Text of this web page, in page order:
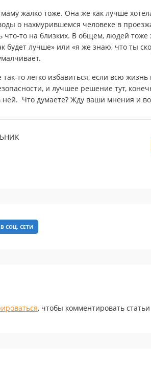
жалко тоже. Она же как лучше
о нахмурившемся человеке в
что-то на близких. В общем, людей тоже
будет лучше» или «я же знаю, что ты
то легко избавиться, если всю
и лучшее решение тут,
ней. Что думаете? Жду ваши мнения и
СОЦ. СЕТИ
, чтобы комментировать статьи